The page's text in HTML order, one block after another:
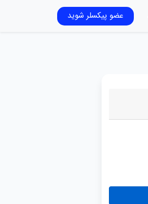
عضو پیکسلر شوید